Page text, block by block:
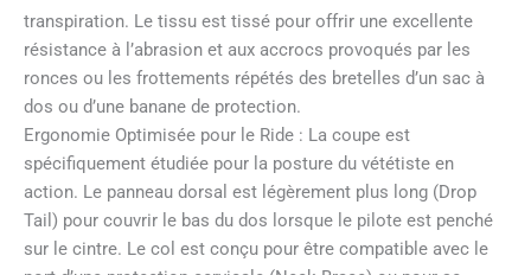
transpiration. Le tissu est tissé pour offrir une excellente
résistance à l’abrasion et aux accrocs provoqués par les
ronces ou les frottements répétés des bretelles d’un sac à
dos ou d’une banane de protection.
Ergonomie Optimisée pour le Ride : La coupe est
spécifiquement étudiée pour la posture du vététiste en
action. Le panneau dorsal est légèrement plus long (Drop
Tail) pour couvrir le bas du dos lorsque le pilote est penché
sur le cintre. Le col est conçu pour être compatible avec le